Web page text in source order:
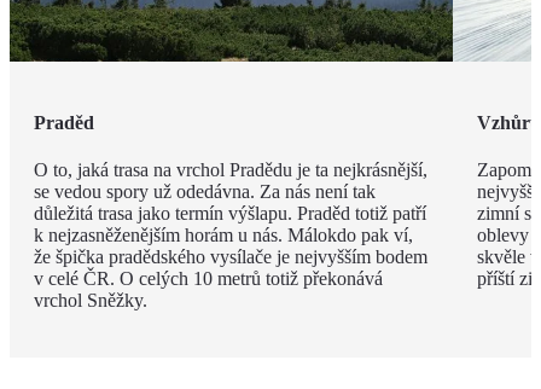
Praděd
O to, jaká trasa na vrchol Pradědu je ta nejkrásnější,
se vedou spory už odedávna. Za nás není tak
důležitá trasa jako termín výšlapu. Praděd totiž patří
k nejzasněženějším horám u nás. Málokdo pak ví,
že špička pradědského vysílače je nejvyšším bodem
v celé ČR. O celých 10 metrů totiž překonává
vrchol Sněžky.
zimní
oblevy
skvěle
příští